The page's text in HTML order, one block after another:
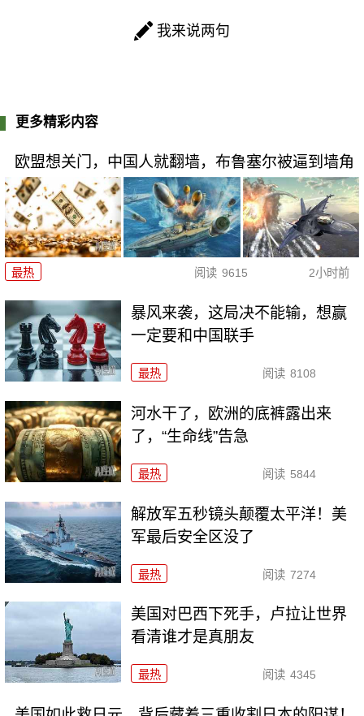
我来说两句
更多精彩内容
欧盟想关门，中国人就翻墙，布鲁塞尔被逼到墙角
最热 阅读 9615 2小时前
暴风来袭，这局决不能输，想赢
一定要和中国联手
最热 阅读 8108
河水干了，欧洲的底裤露出来
了，“生命线”告急
最热 阅读 5844
解放军五秒镜头颠覆太平洋！美
军最后安全区没了
最热 阅读 7274
美国对巴西下死手，卢拉让世界
看清谁才是真朋友
最热 阅读 4345